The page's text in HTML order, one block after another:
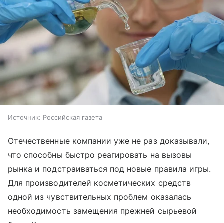
Источник: Российская газета
Отечественные компании уже не раз доказывали,
что способны быстро реагировать на вызовы
рынка и подстраиваться под новые правила игры.
Для производителей косметических средств
одной из чувствительных проблем оказалась
необходимость замещения прежней сырьевой